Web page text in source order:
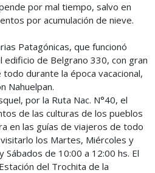
por mal tiempo, salvo en
por acumulación de nieve.
Patagónicas, que funcionó
edificio de Belgrano 330, con gran
durante la época vacacional,
Nahuelpan.
por la Ruta Nac. N°40, el
de las culturas de los pueblos
en las guías de viajeros de todo
los Martes, Miércoles y
Sábados de 10:00 a 12:00 hs. El
del Trochita de la